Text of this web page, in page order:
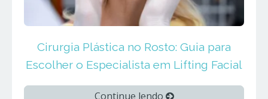
Cirurgia Plástica no Rosto: Guia para
Escolher o Especialista em Lifting Facial
Continue lendo